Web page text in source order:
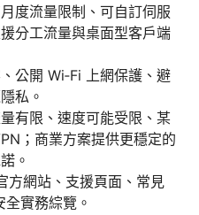
度流量限制、可自訂伺服
分工流量與桌面型客戶端
公開 Wi‑Fi 上網保護、避
私。
有限、速度可能受限、某
；商業方案提供更穩定的
。
網站、支援頁面、常見
實務綜覽。